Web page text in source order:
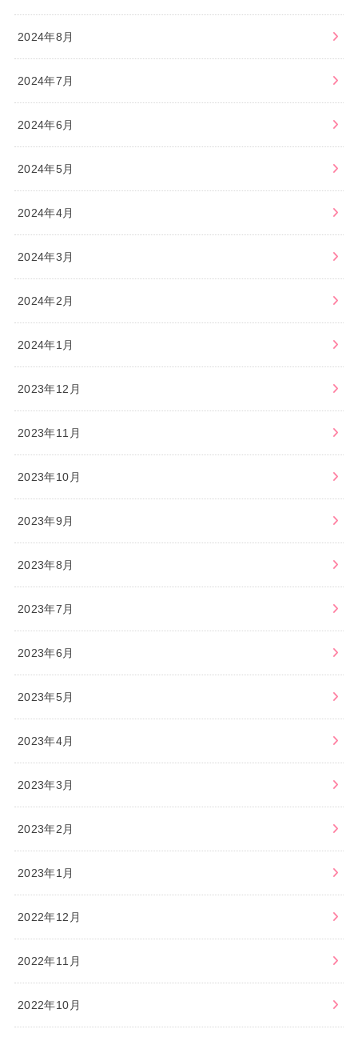
2024年8月
2024年7月
2024年6月
2024年5月
2024年4月
2024年3月
2024年2月
2024年1月
2023年12月
2023年11月
2023年10月
2023年9月
2023年8月
2023年7月
2023年6月
2023年5月
2023年4月
2023年3月
2023年2月
2023年1月
2022年12月
2022年11月
2022年10月